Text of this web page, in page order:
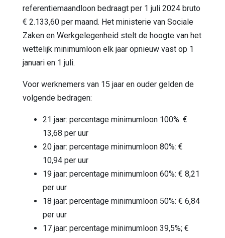
referentiemaandloon bedraagt per 1 juli 2024 bruto
€ 2.133,60 per maand. Het ministerie van Sociale
Zaken en Werkgelegenheid stelt de hoogte van het
wettelijk minimumloon elk jaar opnieuw vast op 1
januari en 1 juli.
Voor werknemers van 15 jaar en ouder gelden de
volgende bedragen:
21 jaar: percentage minimumloon 100%: €
13,68 per uur
20 jaar: percentage minimumloon 80%: €
10,94 per uur
19 jaar: percentage minimumloon 60%: € 8,21
per uur
18 jaar: percentage minimumloon 50%: € 6,84
per uur
17 jaar: percentage minimumloon 39,5%; €